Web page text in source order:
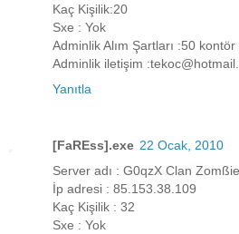
Kaç Kişilik:20
Sxe : Yok
Adminlik Alım Şartları :50
Adminlik iletişim
Yanıtla
[FaREss].exe 22 Ocak, 2010
Server adı : G0qzX Clan
İp adresi : 85.153.38.109
Kaç Kişilik : 32
Sxe : Yok